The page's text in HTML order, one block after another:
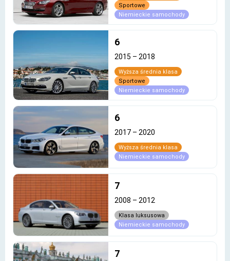
Sportowe
Niemieckie samochody
6
2015 – 2018
Wyższa średnia klasa
Sportowe
Niemieckie samochody
6
2017 – 2020
Wyższa średnia klasa
Niemieckie samochody
7
2008 – 2012
Klasa luksusowa
Niemieckie samochody
7